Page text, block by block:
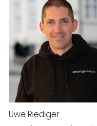
Uwe Riediger